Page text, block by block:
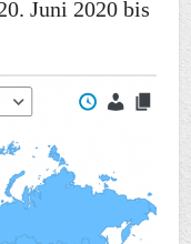
Juni 2020 bis